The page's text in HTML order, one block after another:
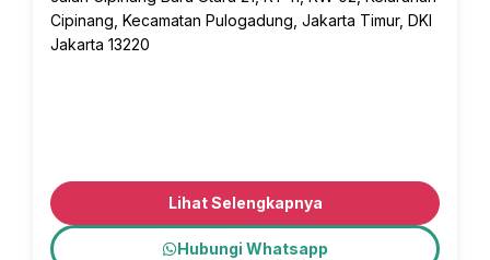
Cipinang, Kecamatan Pulogadung, Jakarta Timur, DKI
Jakarta 13220
Lihat Selengkapnya
Hubungi Whatsapp